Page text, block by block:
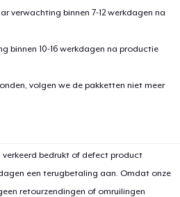
verwachting binnen 7-12 werkdagen na
binnen 10-16 werkdagen na productie
volgen we de pakketten niet meer
verkeerd bedrukt of defect product
een terugbetaling aan. Omdat onze
retourzendingen of omruilingen